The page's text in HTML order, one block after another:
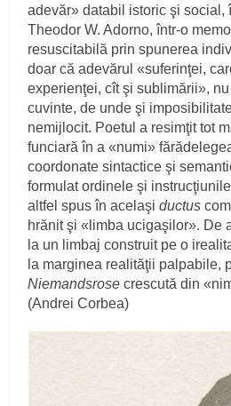
adevăr» databil istoric şi social,
Theodor W. Adorno, într-o
resuscitabilă prin spunerea
doar că adevărul «suferinţei,
experienţei, cît şi sublimării»,
cuvinte, de unde şi
nemijlocit. Poetul a resimţit tot
funciară în a «numi»
coordonate sintactice şi
formulat ordinele şi
altfel spus în acelaşiductus
hrănit şi «limba ucigaşilor». De
la un limbaj construit pe o
la marginea realităţii palpabile,
Niemandsrose crescută din
(Andrei Corbea)